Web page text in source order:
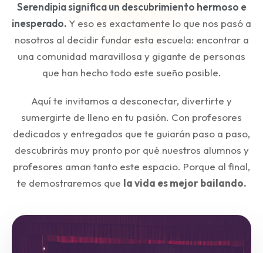
Serendipia significa un descubrimiento hermoso e
inesperado. Y eso es exactamente lo que nos pasó a
nosotros al decidir fundar esta escuela: encontrar a
una comunidad maravillosa y gigante de personas
que han hecho todo este sueño posible.
Aquí te invitamos a desconectar, divertirte y
sumergirte de lleno en tu pasión. Con profesores
dedicados y entregados que te guiarán paso a paso,
descubrirás muy pronto por qué nuestros alumnos y
profesores aman tanto este espacio. Porque al final,
te demostraremos que la vida es mejor bailando.